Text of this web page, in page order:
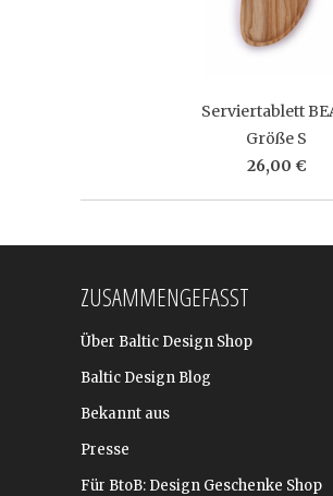
Serviertablett
Größe S
26,00 €
ZUSAMMENGEFASST
Über Baltic Design Shop
Baltic Design Blog
Bekannt aus
Presse
Für BtoB: Design Geschenke Shop